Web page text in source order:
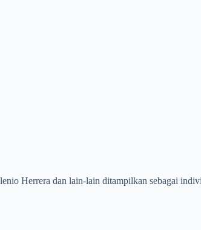
Herrera dan lain-lain ditampilkan sebagai